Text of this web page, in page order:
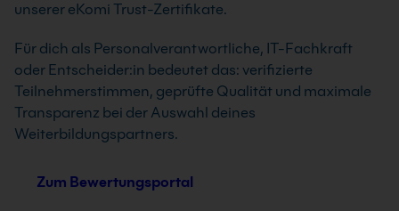
unserer eKomi Trust-Zertifikate.
Für dich als Personalverantwortliche, IT-Fachkraft
oder Entscheider:in bedeutet das: verifizierte
Teilnehmerstimmen, geprüfte Qualität und maximale
Transparenz bei der Auswahl deines
Weiterbildungspartners.
Zum Bewertungsportal